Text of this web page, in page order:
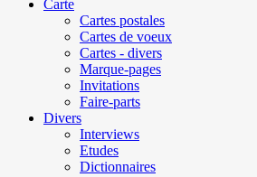
Carte
Cartes postales
Cartes de voeux
Cartes - divers
Marque-pages
Invitations
Faire-parts
Divers
Interviews
Etudes
Dictionnaires